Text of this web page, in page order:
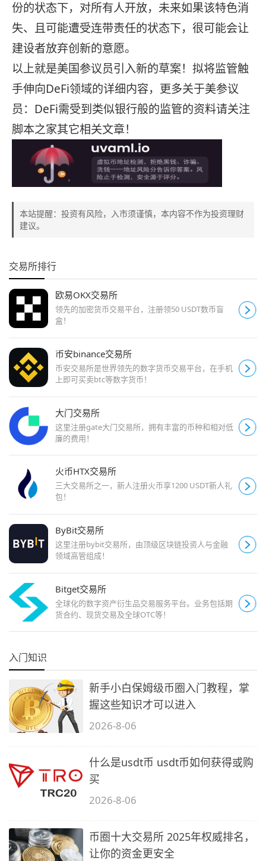
份的状态下，对所有人开放，未来如果该特色消
失、且可能遭受连带责任的状态下，很可能会让
建设者放弃创新的意愿。
以上就是美国参议员引入新的草案！拟将监管触
手伸向DeFi领域的详细内容，更多关于美参议
员：DeFi需受到类似银行般的监管的资料请关注
脚本之家其它相关文章！
本站提醒：投资有风险，入市须谨慎，本内容不作为投资理财
建议。
交易所排行
欧易OKX交易所
领先的加密货币交易平台，注册领50 USDT数币盲
盒！
币安binance交易所
币安交易所是世界领先的数字货币交易平台，在手机
上即可买卖btc等数字货币！
大门交易所
这里注册gate大门交易所，拥有丰富的币种和相对低
廉的费用！
火币HTX交易所
三大交易所之一，新人注册火币享1200 USDT新人礼
包！
ByBit交易所
这里注册bybit交易所，由顶级区块链投资人与金融
领域高管组成！
Bitget交易所
全球化的数字资产衍生品交易服务平台。业务包括期
货合约、现货交易及全球OTC等！
入门知识
新手小白保姆级币圈入门教程，掌
握这些知识才可以进入
2026-8-06
什么是usdt币 usdt币如何获得或购
买
2026-8-06
币圈十大交易所 2025年权威排名，
让你的资金更安全